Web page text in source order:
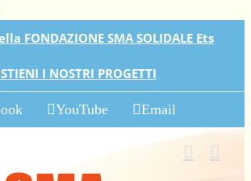
FONDAZIONE SMA SOLIDALE Ets
I NOSTRI PROGETTI
YouTube Email